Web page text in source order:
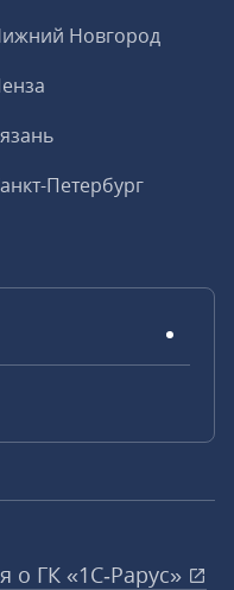
Новгород
Петербург
ГК «1С‑Рарус»